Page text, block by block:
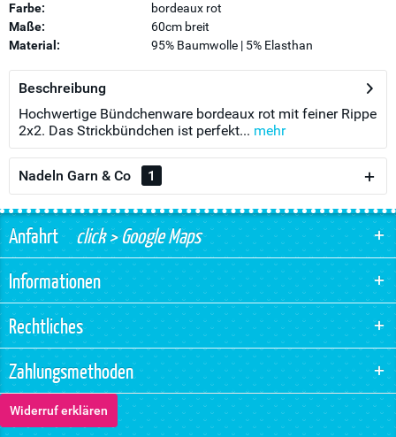
Farbe:
bordeaux rot
Maße:
60cm breit
Material:
95% Baumwolle | 5% Elasthan
Beschreibung
Hochwertige Bündchenware bordeaux rot mit feiner Rippe
2x2. Das Strickbündchen ist perfekt... mehr
Nadeln Garn & Co 1
Anfahrtclick > Google Maps
Informationen
Rechtliches
Zahlungsmethoden
Widerruf erklären